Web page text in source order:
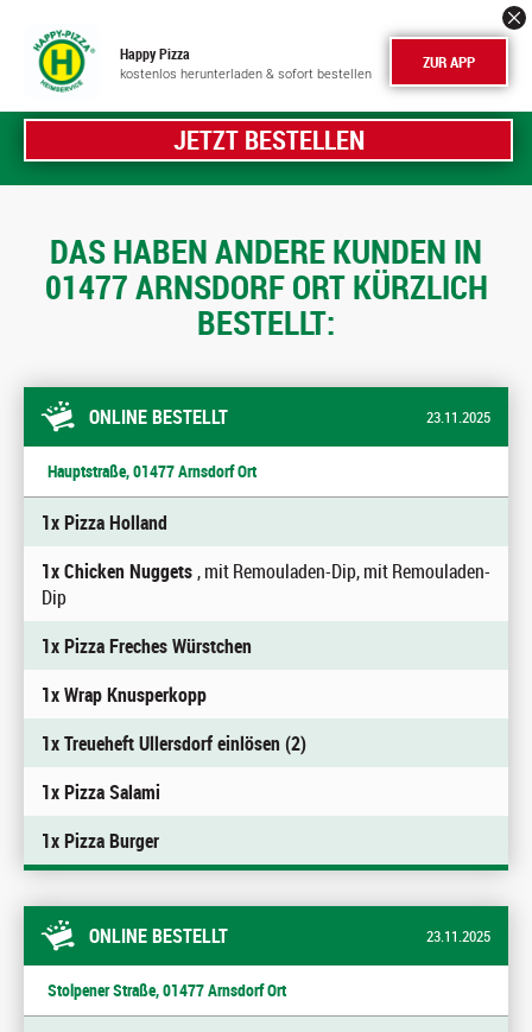
Happy Pizza
kostenlos herunterladen & sofort bestellen ZUR APP
JETZT BESTELLEN
DAS HABEN ANDERE KUNDEN IN
01477 ARNSDORF ORT KÜRZLICH
BESTELLT:
ONLINE BESTELLT 23.11.2025
Hauptstraße, 01477 Arnsdorf Ort
1x Pizza Holland
1x Chicken Nuggets, mit Remouladen-Dip, mit Remouladen-
Dip
1x Pizza Freches Würstchen
1x Wrap Knusperkopp
1x Treueheft Ullersdorf einlösen (2)
1x Pizza Salami
1x Pizza Burger
ONLINE BESTELLT 23.11.2025
Stolpener Straße, 01477 Arnsdorf Ort